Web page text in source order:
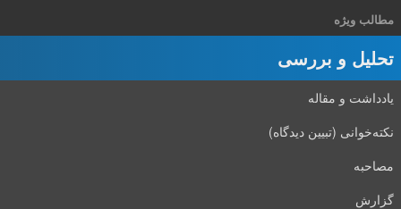
مطالب ویژه
تحلیل و بررسی
یادداشت و مقاله
نکته‌خوانی (تبیین دیدگاه)
مصاحبه
گزارش